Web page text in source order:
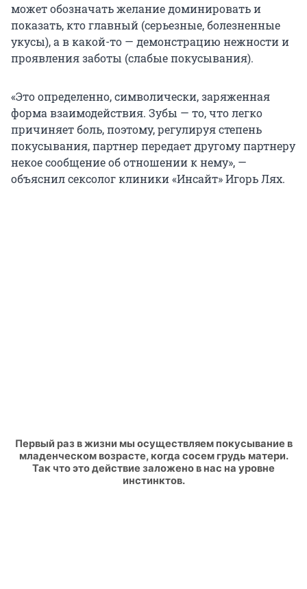
может обозначать желание доминировать и
показать, кто главный (серьезные, болезненные
укусы), а в какой-то — демонстрацию нежности и
проявления заботы (слабые покусывания).
«Это определенно, символически, заряженная
форма взаимодействия. Зубы — то, что легко
причиняет боль, поэтому, регулируя степень
покусывания, партнер передает другому партнеру
некое сообщение об отношении к нему», —
объяснил сексолог клиники «Инсайт» Игорь Лях.
Первый раз в жизни мы осуществляем покусывание в
младенческом возрасте, когда сосем грудь матери.
Так что это действие заложено в нас на уровне
инстинктов.